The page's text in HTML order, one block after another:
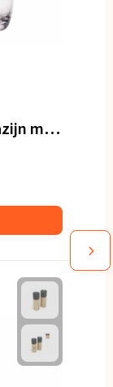
Sagaform Nature karaf olie/azijn met kurkstoppers 2 st. 300ml